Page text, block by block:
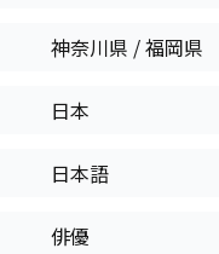
神奈川県 / 福岡県
日本
日本語
俳優